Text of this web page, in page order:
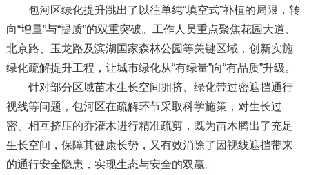
包河区绿化提升跳出了以往单纯“填空式”补植的局限，转
向“增量”与“提质”的双重突破。工作人员重点聚焦花园大道、
北京路、玉龙路及滨湖国家森林公园等关键区域，创新实施
绿化疏解提升工程，让城市绿化从“有绿量”向“有品质”升级。
针对部分区域苗木生长空间拥挤、绿化带过密遮挡通行
视线等问题，包河区在疏解环节采取科学施策，对生长过
密、相互挤压的乔灌木进行精准疏剪，既为苗木腾出了充足
生长空间，保障其健康长势，又有效消除了因视线遮挡带来
的通行安全隐患，实现生态与安全的双赢。